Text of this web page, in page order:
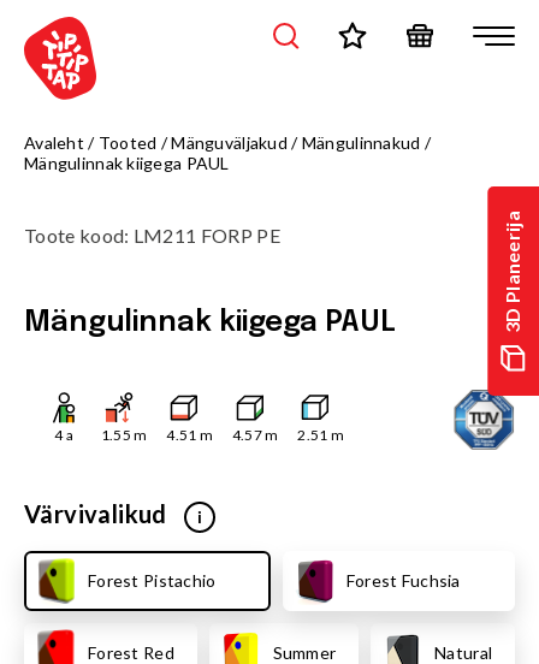
3D Planeerija
Avaleht / Tooted /Mänguväljakud /Mängulinnakud /
Mängulinnak kiigega PAUL
Toote kood: LM211 FORP PE
Mängulinnak kiigega PAUL
4a 1.55 m 4.51 m 4.57m 2.51 m
Värvivalikud i
Forest Pistachio Forest Fuchsia
Forest Red Summer Natural